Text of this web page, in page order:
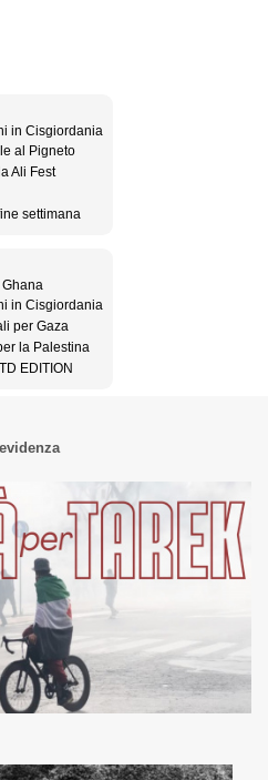
in Cisgiordania
al Pigneto
Ali Fest
settimana
in Cisgiordania
per Gaza
la Palestina
EDITION
evidenza